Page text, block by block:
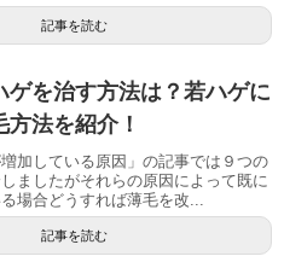
記事を読む
ゲを治す方法は？若ハゲに
法を紹介！
増加している原因」の記事では９つの
ましたがそれらの原因によって既に
場合どうすれば薄毛を改...
記事を読む